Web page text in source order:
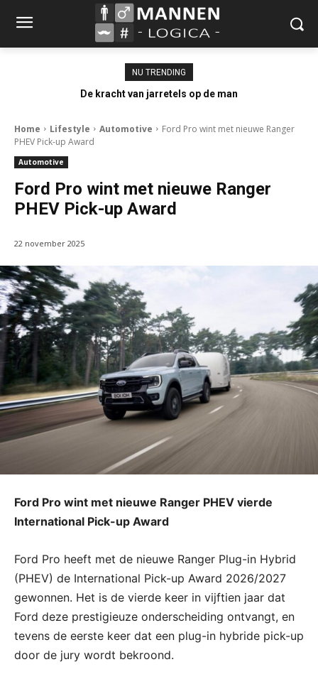
NU TRENDING
De kracht van jarretels op de man
Home Lifestyle Automotive
Ford Pro wint met nieuwe Ranger
PHEV Pick-up Award
Automotive
Ford Pro wint met nieuwe Ranger
PHEV Pick-up Award
22 november 2025
Ford Pro wint met nieuwe Ranger PHEV vierde
International Pick-up Award
Ford Pro heeft met de nieuwe Ranger Plug-in Hybrid
(PHEV) de International Pick-up Award 2026/2027
gewonnen. Het is de vierde keer in vijftien jaar dat
Ford deze prestigieuze onderscheiding ontvangt, en
tevens de eerste keer dat een plug-in hybride pick-up
door de jury wordt bekroond.